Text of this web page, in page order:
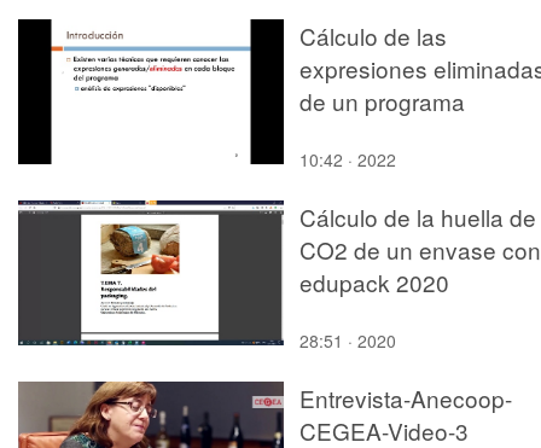
Cálculo de las
expresiones
de un programa
10:42 · 2022
Cálculo de la huella de
CO2 de un envase con
edupack 2020
28:51 · 2020
Entrevista-Anecoop-
CEGEA-Video-3